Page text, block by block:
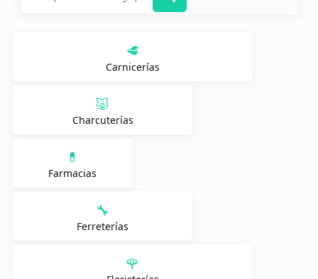
🥩
Carnicerías
🐷
Charcuterías
💊
Farmacias
🔧
Ferreterías
🌹